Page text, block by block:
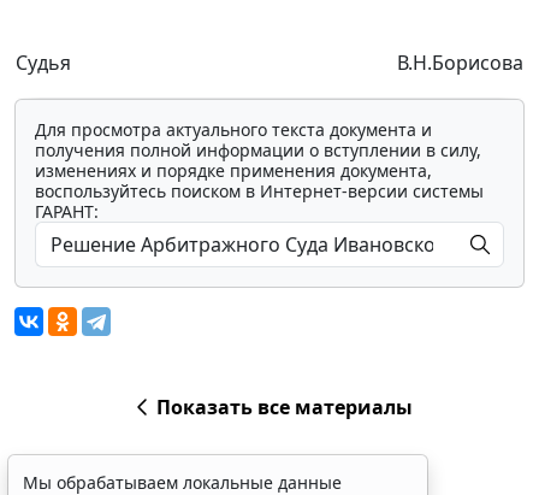
Судья В.Н.Борисова
Для просмотра актуального текста документа и
получения полной информации о вступлении в силу,
изменениях и порядке применения документа,
воспользуйтесь поиском в Интернет-версии системы
ГАРАНТ:
Показать все материалы
Мы обрабатываем локальные данные